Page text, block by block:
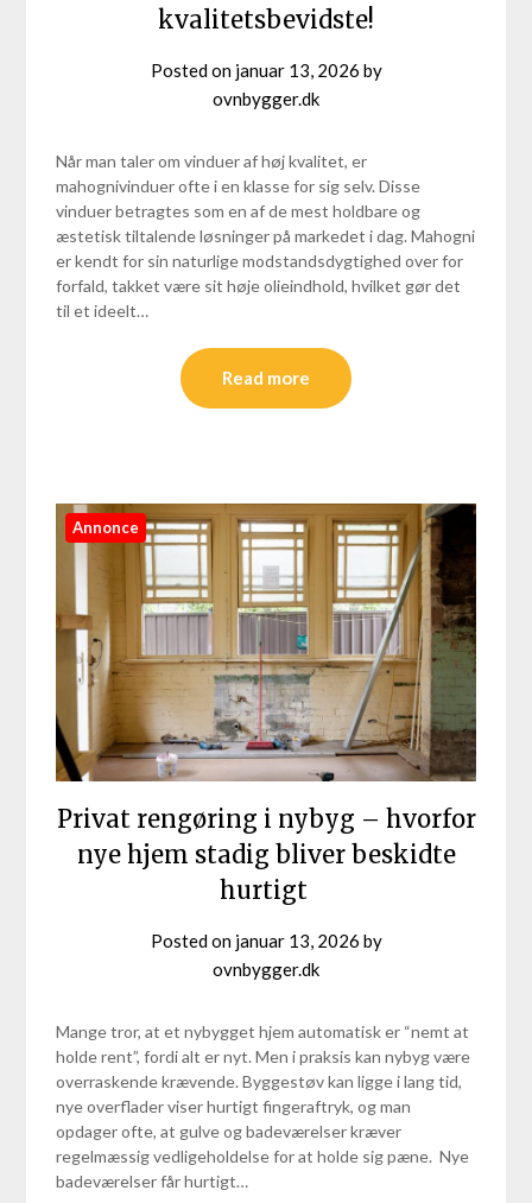
kvalitetsbevidste!
Posted on januar 13, 2026 by
ovnbygger.dk
Når man taler om vinduer af høj kvalitet, er
mahognivinduer ofte i en klasse for sig selv. Disse
vinduer betragtes som en af de mest holdbare og
æstetisk tiltalende løsninger på markedet i dag. Mahogni
er kendt for sin naturlige modstandsdygtighed over for
forfald, takket være sit høje olieindhold, hvilket gør det
til et ideelt…
Read more
Annonce
Privat rengøring i nybyg – hvorfor
nye hjem stadig bliver beskidte
hurtigt
Posted on januar 13, 2026 by
ovnbygger.dk
Mange tror, at et nybygget hjem automatisk er “nemt at
holde rent”, fordi alt er nyt. Men i praksis kan nybyg være
overraskende krævende. Byggestøv kan ligge i lang tid,
nye overflader viser hurtigt fingeraftryk, og man
opdager ofte, at gulve og badeværelser kræver
regelmæssig vedligeholdelse for at holde sig pæne. Nye
badeværelser får hurtigt…